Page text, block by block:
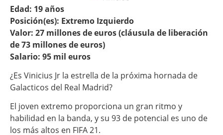
Edad: 19 años
Posición(es): Extremo Izquierdo
Valor: 27 millones de euros (cláusula de liberación
de 73 millones de euros)
Salario: 95 mil euros
¿Es Vinicius Jr la estrella de la próxima hornada de
Galacticos del Real Madrid?
El joven extremo proporciona un gran ritmo y
habilidad en la banda, y su 93 de potencial es uno de
los más altos en FIFA 21.